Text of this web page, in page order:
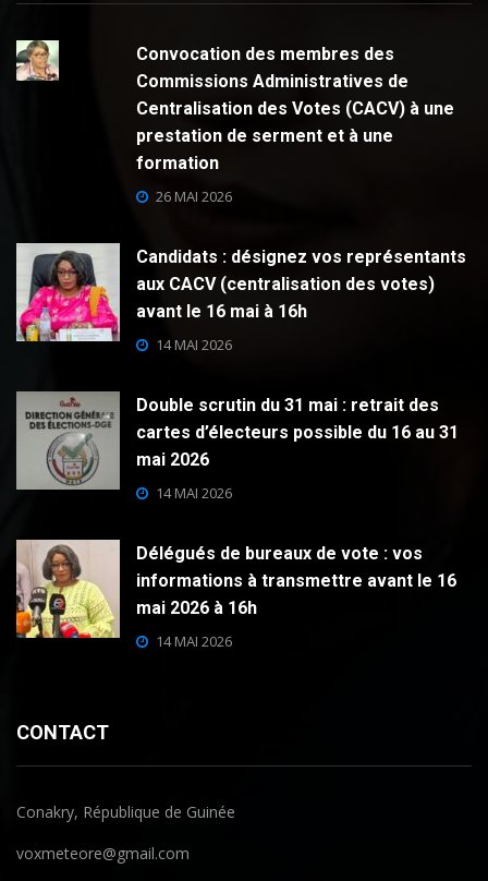
Convocation des membres des
Commissions Administratives de
Centralisation des Votes (CACV) à une
prestation de serment et à une
formation
26 MAI 2026
Candidats : désignez vos représentants
aux CACV (centralisation des votes)
avant le 16 mai à 16h
14 MAI 2026
Double scrutin du 31 mai : retrait des
cartes d’électeurs possible du 16 au 31
mai 2026
14 MAI 2026
Délégués de bureaux de vote : vos
informations à transmettre avant le 16
mai 2026 à 16h
14 MAI 2026
CONTACT
Conakry, République de Guinée
voxmeteore@gmail.com